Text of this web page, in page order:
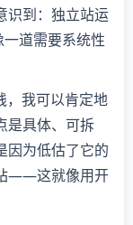
识到：独立站运
一道需要系统性
，我可以肯定地
是具体、可拆
因为低估了它的
——这就像用开